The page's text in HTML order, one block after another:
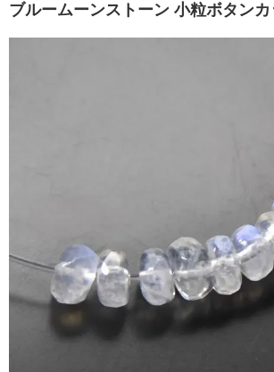
ブルームーンストーン 小粒ボタンカ